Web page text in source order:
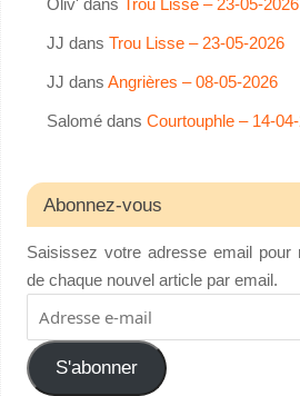
JJ dans Trou Lisse – 23-05-2026
JJ dans Angrières – 08-05-2026
Salomédans Courtouphle – 14-
Abonnez-vous
Saisissez votre adresse email pour
de chaque nouvel article par email.
S'abonner